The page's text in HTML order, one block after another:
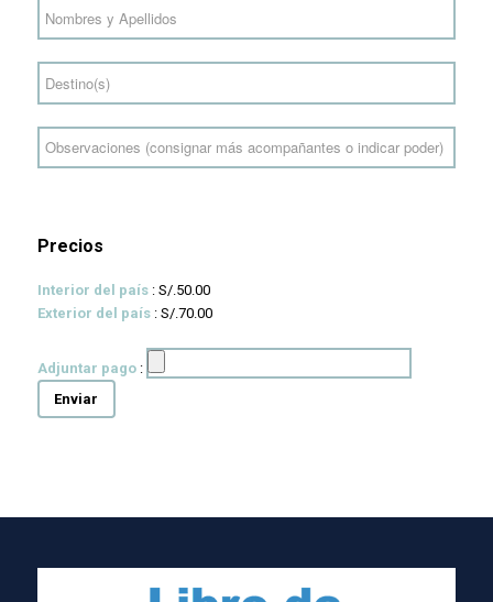
Precios
Interior del país: S/.50.00
Exterior del país: S/.70.00
Adjuntar pago: